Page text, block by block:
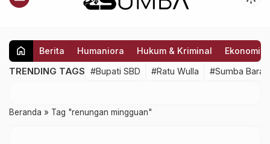
home Berita Humaniora Hukum & Kriminal Ekonomi
TRENDING TAGS #Bupati SBD #Ratu Wulla #Sumba Barat
Beranda » Tag "renungan mingguan"